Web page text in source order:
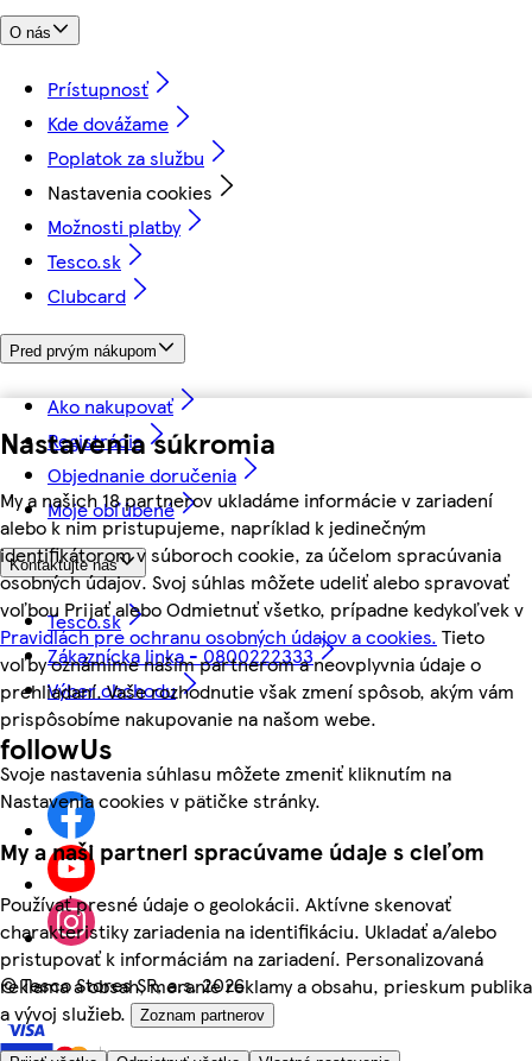
Nastavenia súkromia
My a našich 18 partnerov ukladáme informácie v zariadení
alebo k nim pristupujeme, napríklad k jedinečným
identifikátorom v súboroch cookie, za účelom spracúvania
osobných údajov. Svoj súhlas môžete udeliť alebo spravovať
voľbou Prijať alebo Odmietnuť všetko, prípadne kedykoľvek v
Pravidlách pre ochranu osobných údajov a cookies. Tieto
voľby oznámime našim partnerom a neovplyvnia údaje o
prehliadaní. Vaše rozhodnutie však zmení spôsob, akým vám
prispôsobíme nakupovanie na našom webe.
Svoje nastavenia súhlasu môžete zmeniť kliknutím na
Nastavenia cookies v pätičke stránky.
My a naši partneri spracúvame údaje s cieľom
Používať presné údaje o geolokácii. Aktívne skenovať
charakteristiky zariadenia na identifikáciu. Ukladať a/alebo
pristupovať k informáciám na zariadení. Personalizovaná
reklama a obsah, meranie reklamy a obsahu, prieskum publika
a vývoj služieb.
Zoznam partnerov
O nás
Prístupnosť
Kde dovážame
Poplatok za službu
Nastavenia cookies
Možnosti platby
Tesco.sk
Clubcard
Pred prvým nákupom
Ako nakupovať
Registrácia
Objednanie doručenia
Moje obľúbené
Kontaktujte nás
Tesco.sk
Zákaznícka linka - 0800222333
Výber obchodu
followUs
©Tesco Stores SR, a.s. 2026